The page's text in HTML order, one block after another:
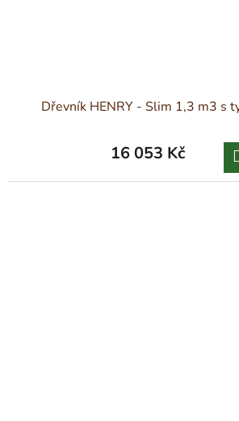
Dřevník HENRY - Slim 1,3 m3 s
16 053 Kč